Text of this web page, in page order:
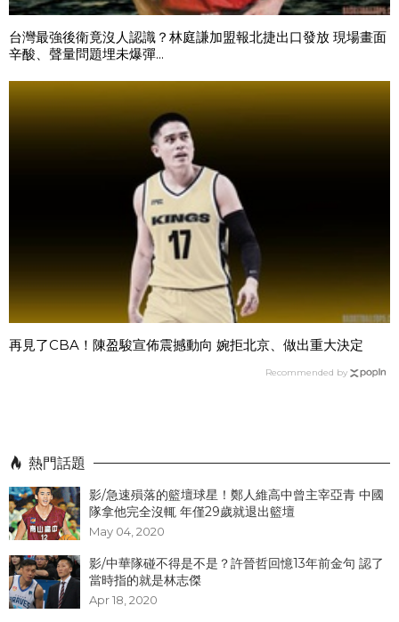
台灣最強後衛竟沒人認識？林庭謙加盟報北捷出口發放 現場畫面
辛酸、聲量問題埋未爆彈...
再見了CBA！陳盈駿宣佈震撼動向 婉拒北京、做出重大決定
Recommended by
熱門話題
影/急速殞落的籃壇球星！鄭人維高中曾主宰亞青 中國
隊拿他完全沒輒 年僅29歲就退出籃壇
May 04, 2020
影/中華隊碰不得是不是？許晉哲回憶13年前金句 認了
當時指的就是林志傑
Apr 18, 2020